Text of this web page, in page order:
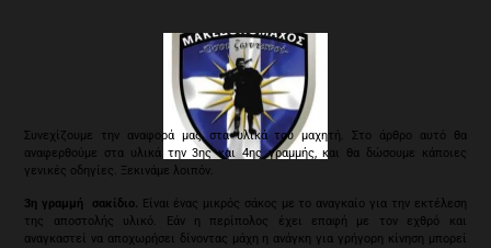
Συνεχίζουμε την αναφορά μας στα υλικά του μαχητή. Στο άρθρο αυτό θα
αναφερθούμε στα υλικά την 3ης και 4ης γραμμής, και θα δώσουμε κάποιες
γενικές οδηγίες. Ξεκινάμε λοιπόν.
3η γραμμή σακίδιο. Είναι ένας μικρός σάκος με το αναγκαίο για την εκτέλεση
της αποστολής υλικό. Εάν η περίπολος έχει επαφή με τον εχθρό και
αναγκαστεί να αποχωρήσει δίνοντας μάχη η ανάγκη για γρήγορη κίνηση μπορεί